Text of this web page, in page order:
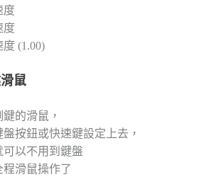
度
度
(1.00)
鼠
的滑鼠，
按鈕或快速鍵設定上去，
可以不用到鍵盤
程滑鼠操作了